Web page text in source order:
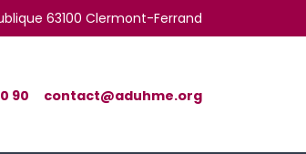
63100 Clermont-Ferrand
90 contact@aduhme.org